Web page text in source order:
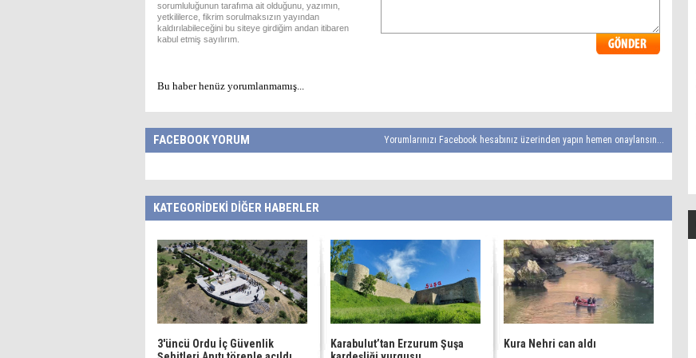
sorumluluğunun tarafıma ait olduğunu, yazımın,
yetkililerce, fikrim sorulmaksızın yayından
kaldırılabileceğini bu siteye girdiğim andan itibaren
kabul etmiş sayılırım.
Bu haber henüz yorumlanmamış...
FACEBOOK YORUM Yorumlarınızı Facebook hesabınız üzerinden yapın hemen onaylansın...
KATEGORİDEKİ DİĞER HABERLER
3'üncü Ordu İç Güvenlik
Karabulut’tan Erzurum Şuşa
Kura Nehri can aldı